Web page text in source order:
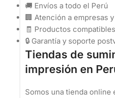
🚚 Envíos a todo el Perú
🏢 Atención a empresas
🧾 Productos
🔒 Garantía y soporte
Tiendas de
impresión en
Somos una tienda online